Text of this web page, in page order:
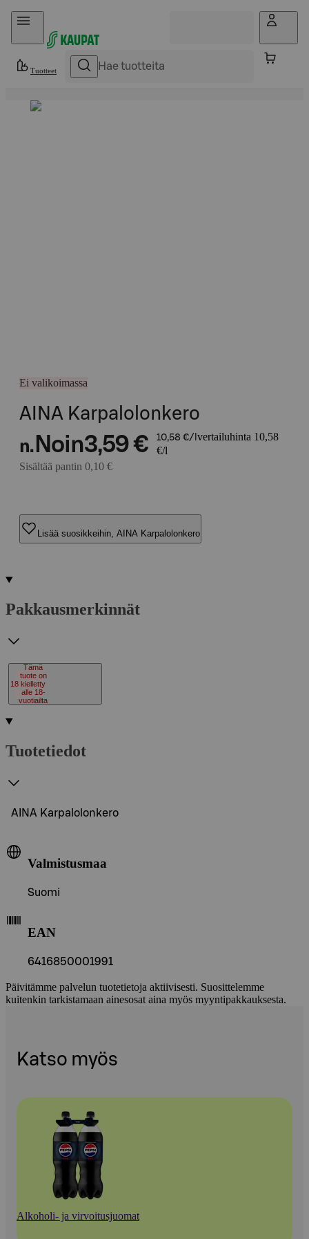
Hyppää sisältöön
Tuotteet
Ei valikoimassa
AINA Karpalolonkero
n. Noin3,59 € 10,58 €/l vertailuhinta 10,58
€/l
Sisältää pantin 0,10 €
Lisää suosikkeihin, AINA Karpalolonkero
Pakkausmerkinnät
18
Tämä
tuote on
kielletty
alle 18-
vuotiailta
Tuotetiedot
AINA Karpalolonkero
Valmistusmaa
Suomi
EAN
6416850001991
Päivitämme palvelun tuotetietoja aktiivisesti. Suosittelemme
kuitenkin tarkistamaan ainesosat aina myös myyntipakkauksesta.
Katso myös
Alkoholi- ja virvoitusjuomat